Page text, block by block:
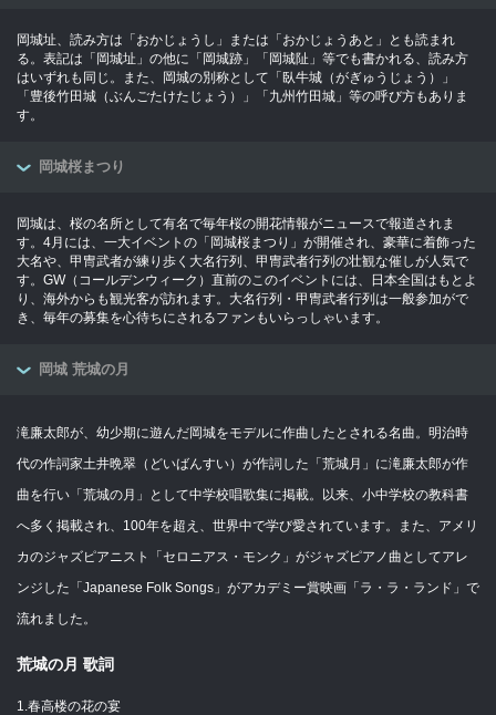
岡城址、読み方は「おかじょうし」または「おかじょうあと」とも読まれ
る。表記は「岡城址」の他に「岡城跡」「岡城阯」等でも書かれる、読み方
はいずれも同じ。また、岡城の別称として「臥牛城（がぎゅうじょう）」
「豊後竹田城（ぶんごたけたじょう）」「九州竹田城」等の呼び方もありま
す。
岡城桜まつり
岡城は、桜の名所として有名で毎年桜の開花情報がニュースで報道されま
す。4月には、一大イベントの「岡城桜まつり」が開催され、豪華に着飾った
大名や、甲冑武者が練り歩く大名行列、甲冑武者行列の壮観な催しが人気で
す。GW（コールデンウィーク）直前のこのイベントには、日本全国はもとよ
り、海外からも観光客が訪れます。大名行列・甲冑武者行列は一般参加がで
き、毎年の募集を心待ちにされるファンもいらっしゃいます。
岡城 荒城の月
滝廉太郎が、幼少期に遊んだ岡城をモデルに作曲したとされる名曲。明治時
代の作詞家土井晩翠（どいばんすい）が作詞した「荒城月」に滝廉太郎が作
曲を行い「荒城の月」として中学校唱歌集に掲載。以来、小中学校の教科書
へ多く掲載され、100年を超え、世界中で学び愛されています。また、アメリ
カのジャズピアニスト「セロニアス・モンク」がジャズピアノ曲としてアレ
ンジした「Japanese Folk Songs」がアカデミー賞映画「ラ・ラ・ランド」で
流れました。
荒城の月 歌詞
1.春高楼の花の宴